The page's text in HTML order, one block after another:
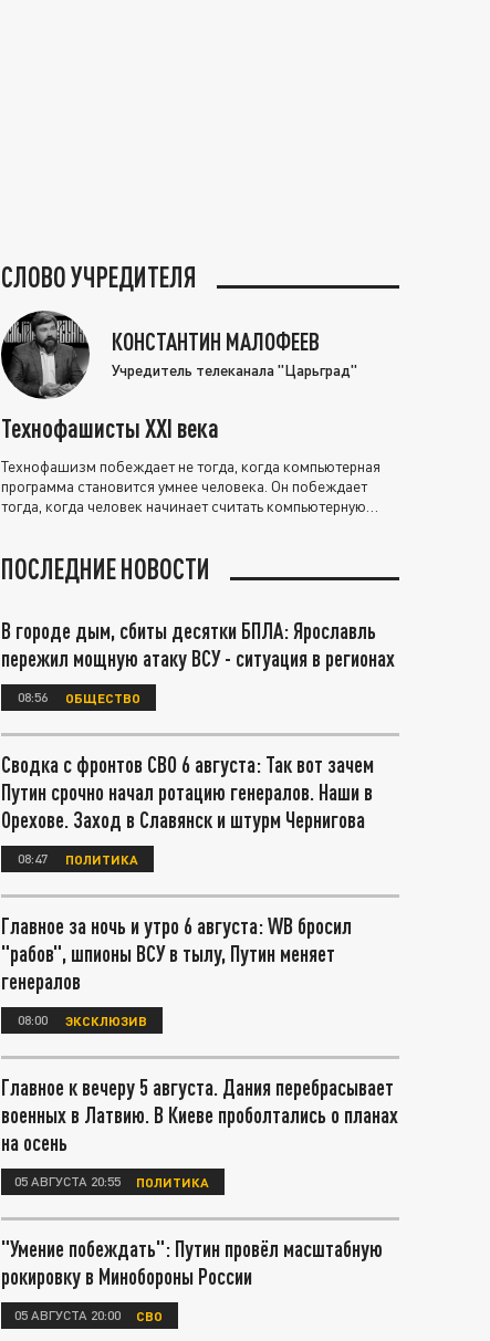
СЛОВО УЧРЕДИТЕЛЯ
КОНСТАНТИН МАЛОФЕЕВ
Учредитель телеканала "Царьград"
Технофашисты XXI века
Технофашизм побеждает не тогда, когда компьютерная
программа становится умнее человека. Он побеждает
тогда, когда человек начинает считать компьютерную
ПОСЛЕДНИЕ НОВОСТИ
В городе дым, сбиты десятки БПЛА: Ярославль
пережил мощную атаку ВСУ - ситуация в регионах
08:56 ОБЩЕСТВО
Сводка с фронтов СВО 6 августа: Так вот зачем
Путин срочно начал ротацию генералов. Наши в
Орехове. Заход в Славянск и штурм Чернигова
08:47 ПОЛИТИКА
Главное за ночь и утро 6 августа: WB бросил
"рабов", шпионы ВСУ в тылу, Путин меняет
генералов
08:00 ЭКСКЛЮЗИВ
Главное к вечеру 5 августа. Дания перебрасывает
военных в Латвию. В Киеве проболтались о планах
на осень
05 АВГУСТА 20:55 ПОЛИТИКА
"Умение побеждать": Путин провёл масштабную
рокировку в Минобороны России
05 АВГУСТА 20:00 СВО